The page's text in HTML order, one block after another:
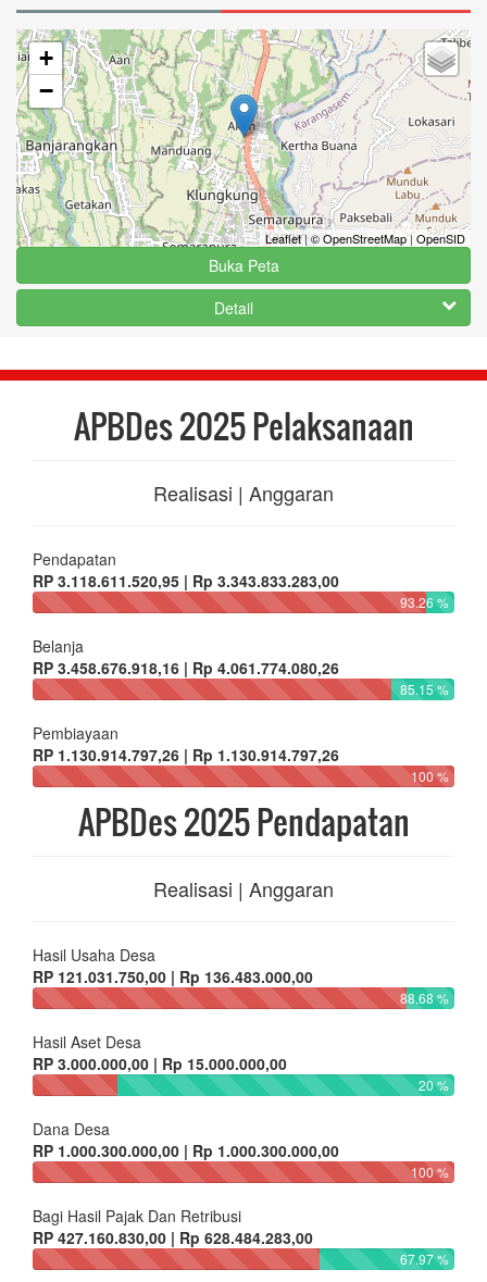
+
−
Leaflet|© OpenStreetMap|OpenSID
Buka Peta
Detail
APBDes 2025 Pelaksanaan
Realisasi | Anggaran
Pendapatan
RP 3.118.611.520,95 | Rp 3.343.833.283,00
93.26 %
Belanja
RP 3.458.676.918,16 | Rp 4.061.774.080,26
85.15 %
Pembiayaan
RP 1.130.914.797,26 | Rp 1.130.914.797,26
100 %
APBDes 2025 Pendapatan
Realisasi | Anggaran
Hasil Usaha Desa
RP 121.031.750,00 | Rp 136.483.000,00
88.68 %
Hasil Aset Desa
RP 3.000.000,00 | Rp 15.000.000,00
20 %
Dana Desa
RP 1.000.300.000,00 | Rp 1.000.300.000,00
100 %
Bagi Hasil Pajak Dan Retribusi
RP 427.160.830,00 | Rp 628.484.283,00
67.97 %